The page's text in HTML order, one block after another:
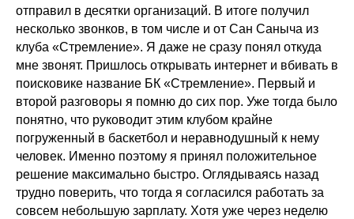
отправил в десятки организаций. В итоге получил
несколько звонков, в том числе и от Сан Саныча из
клуба «Стремление». Я даже не сразу понял откуда
мне звонят. Пришлось открывать интернет и вбивать в
поисковике название БК «Стремление». Первый и
второй разговоры я помню до сих пор. Уже тогда было
понятно, что руководит этим клубом крайне
погруженный в баскетбол и неравнодушный к нему
человек. Именно поэтому я принял положительное
решение максимально быстро. Оглядываясь назад
трудно поверить, что тогда я согласился работать за
совсем небольшую зарплату. Хотя уже через неделю